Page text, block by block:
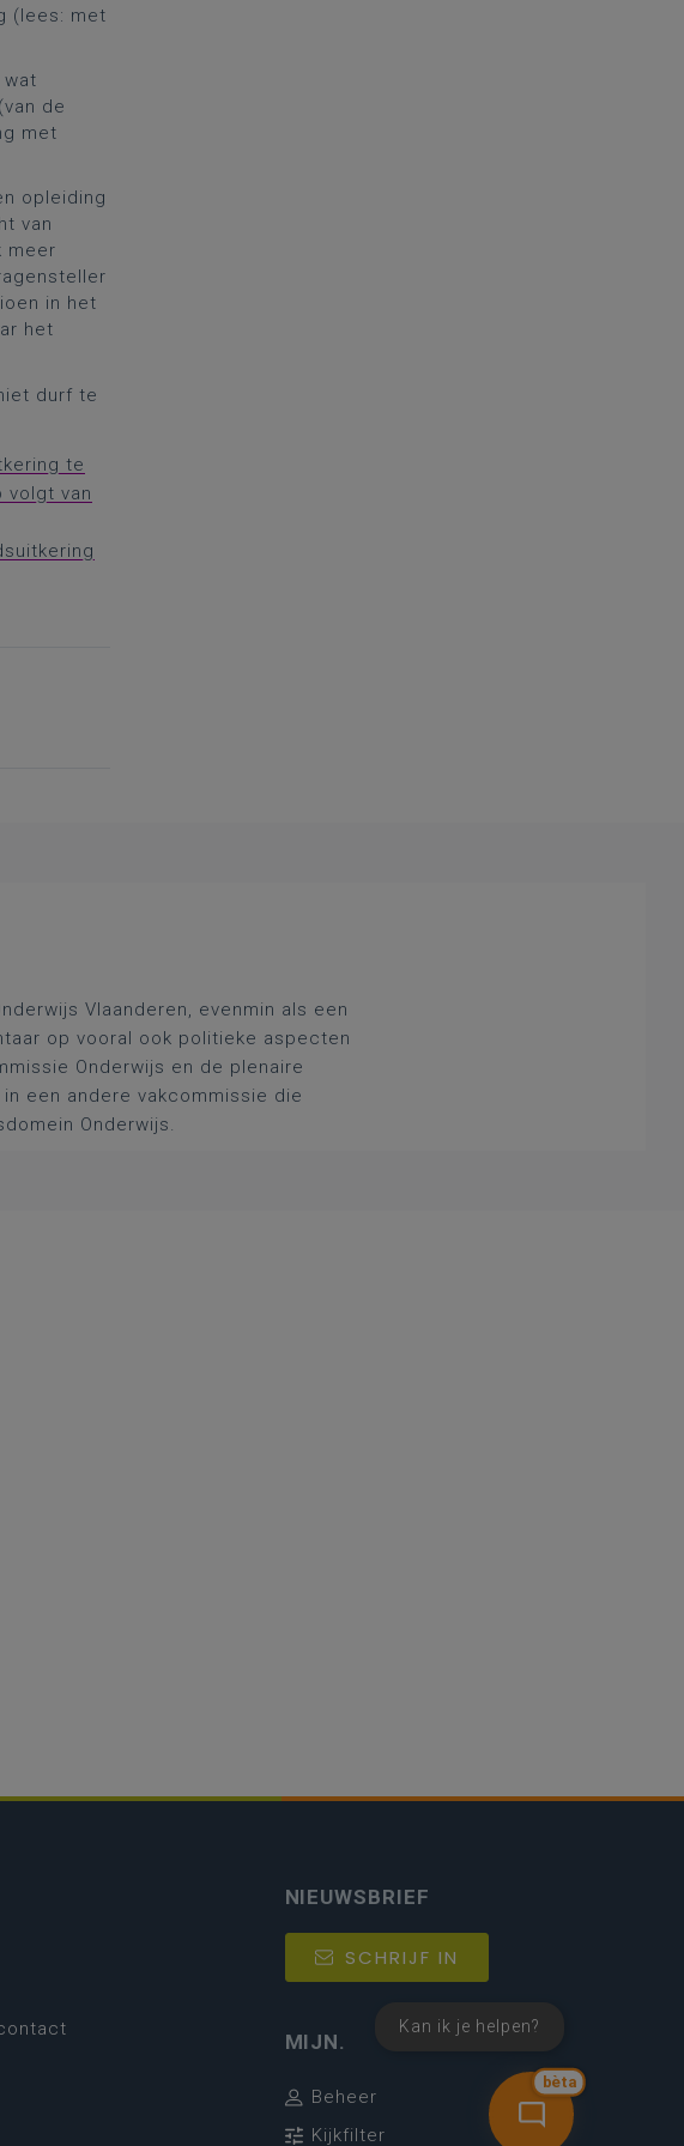
(lees: met
de
met
opleiding
van
meer
in het
het
durf te
te
volgt van
Vlaanderen, evenmin als een
op vooral ook politieke aspecten
Onderwijs en de plenaire
een andere vakcommissie die
Onderwijs.
bèta
Kan ik je helpen?
NIEUWSBRIEF
SCHRIJF IN
MIJN.
Beheer
Kijkfilter